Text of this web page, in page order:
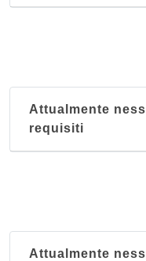
Attualmente
requisiti
Attualmente